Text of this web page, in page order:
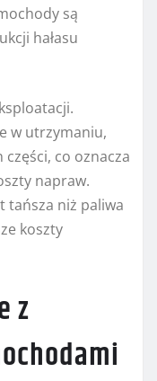
są
hałasu
w utrzymaniu,
co oznacza
napraw.
tańsza niż paliwa
koszty
z